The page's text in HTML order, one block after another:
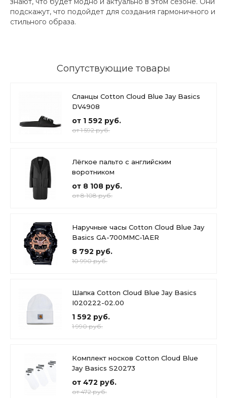
подскажут, что подойдет для создания гармоничного и
стильного образа.
Сопутствующие товары
Сланцы Cotton Cloud Blue Jay Basics
DV4908
от 1 592 руб.
от 1 592 руб.
Лёгкое пальто с английским
воротником
от 8 108 руб.
от 8 108 руб.
Наручные часы Cotton Cloud Blue Jay
Basics GA-700MMC-1AER
8 792 руб.
10 990 руб.
Шапка Cotton Cloud Blue Jay Basics
I020222-02.00
1 592 руб.
1 990 руб.
Комплект носков Cotton Cloud Blue
Jay Basics S20273
от 472 руб.
от 472 руб.